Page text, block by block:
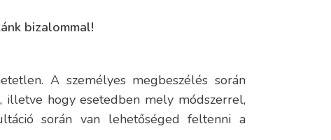
bizalommal!
A személyes megbeszélés során
illetve hogy esetedben mely módszerrel,
során van lehetőséged feltenni a